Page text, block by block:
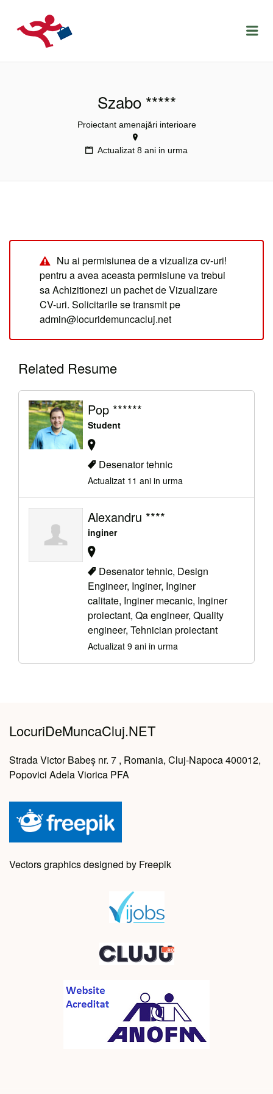
LOCURIDEMUNCACLUJ.NET
Szabo *****
Proiectant amenajări interioare
Actualizat 8 ani in urma
Nu ai permisiunea de a vizualiza cv-uri!
pentru a avea aceasta permisiune va trebui
sa Achizitionezi un pachet de Vizualizare
CV-uri. Solicitarile se transmit pe
admin@locuridemuncacluj.net
Related Resume
Pop ******
Student
Desenator tehnic
Actualizat 11 ani in urma
Alexandru ****
inginer
Desenator tehnic, Design
Engineer, Inginer, Inginer
calitate, Inginer mecanic, Inginer
proiectant, Qa engineer, Quality
engineer, Tehnician proiectant
Actualizat 9 ani in urma
LocuriDeMuncaCluj.NET
Strada Victor Babeș nr. 7 , Romania, Cluj-Napoca 400012,
Popovici Adela Viorica PFA
Vectors graphics designed by Freepik